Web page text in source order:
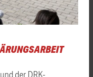
D
der DRK-